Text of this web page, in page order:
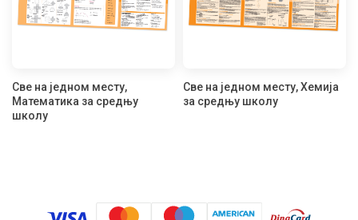
Све на једном месту,
Математика за средњу
школу
Све на једном месту, Хемија
за средњу школу